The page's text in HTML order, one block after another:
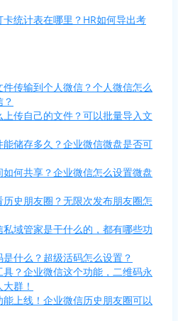
统计表在哪里？HR如何导出考
传输到个人微信？个人微信怎么
传自己的文件？可以批量导入文
储存多久？企业微信微盘是否可
何共享？企业微信怎么设置微盘
史朋友圈？无限次发布朋友圈怎
域管家是干什么的，都有哪些功
什么？超级活码怎么设置？
？企业微信这个功能，二维码永
群！
上线！企业微信历史朋友圈可以